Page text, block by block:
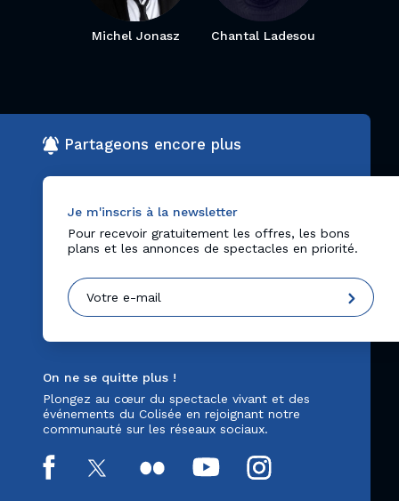
Michel Jonasz Chantal Ladesou
Partageons encore plus
Je m'inscris à la newsletter
Pour recevoir gratuitement les offres, les bons
plans et les annonces de spectacles en priorité.
On ne se quitte plus !
Plongez au cœur du spectacle vivant et des
événements du Colisée en rejoignant notre
communauté sur les réseaux sociaux.